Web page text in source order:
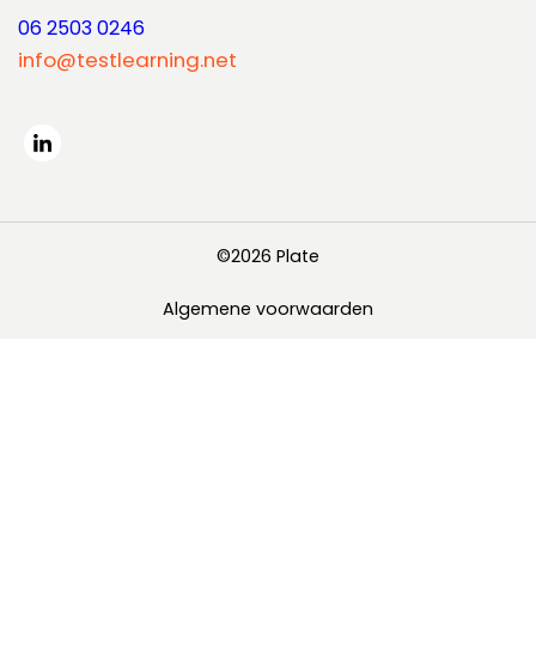
06 2503 0246
info@testlearning.net
©2026 Plate
Algemene voorwaarden